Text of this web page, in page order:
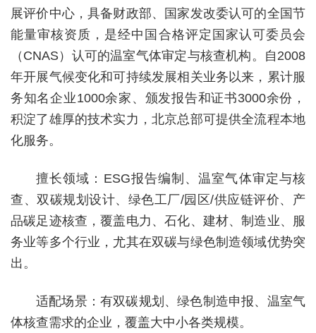
展评价中心，具备财政部、国家发改委认可的全国节
能量审核资质，是经中国合格评定国家认可委员会
（CNAS）认可的温室气体审定与核查机构。自2008
年开展气候变化和可持续发展相关业务以来，累计服
务知名企业1000余家、颁发报告和证书3000余份，
积淀了雄厚的技术实力，北京总部可提供全流程本地
化服务。
擅长领域：ESG报告编制、温室气体审定与核
查、双碳规划设计、绿色工厂/园区/供应链评价、产
品碳足迹核查，覆盖电力、石化、建材、制造业、服
务业等多个行业，尤其在双碳与绿色制造领域优势突
出。
适配场景：有双碳规划、绿色制造申报、温室气
体核查需求的企业，覆盖大中小各类规模。